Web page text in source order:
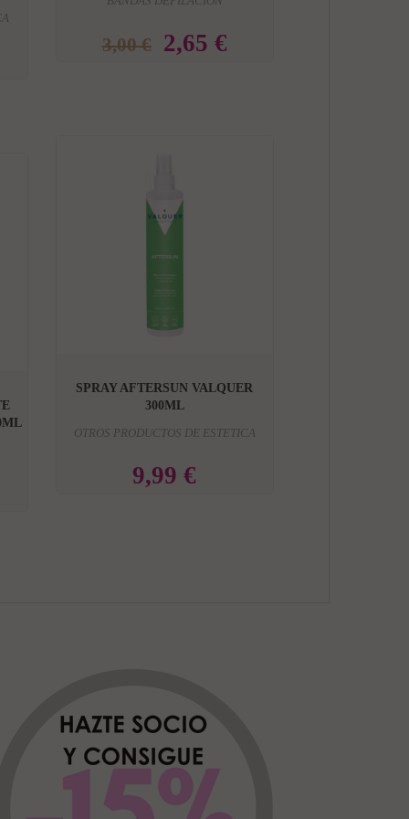
3,00 € 2,65 €
SPRAY AFTERSUN VALQUER
300ML
OTROS PRODUCTOS DE ESTETICA
9,99 €